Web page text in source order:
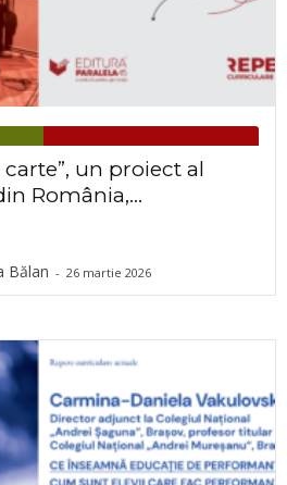
un proiect al
România,...
Bălan - 26 martie 2026